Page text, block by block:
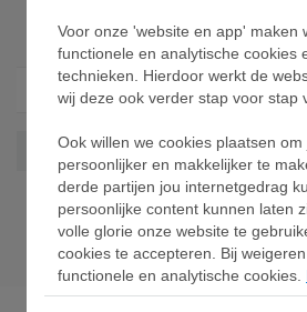
Nike KD Nerf
Kd Nerf Wis alles
Voor onze 'website en app' maken
functionele en analytische cookies
technieken. Hierdoor werkt de
wij deze ook verder stap voor stap
Ook willen we cookies plaatsen
persoonlijker en makkelijker te
derde partijen jou internetgedrag
persoonlijke content kunnen laten
volle glorie onze website te
cookies te accepteren. Bij
functionele en analytische cookies.